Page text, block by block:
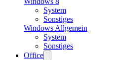
System
Sonstiges
Windows Allgemein
System
Sonstiges
Office